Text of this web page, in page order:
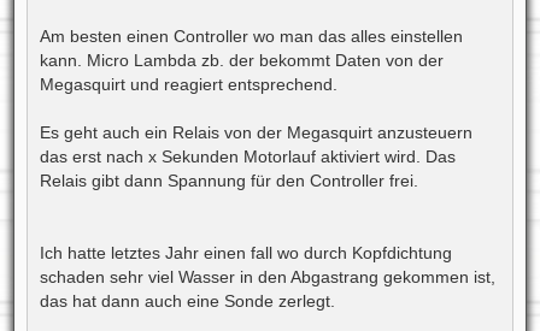
Am besten einen Controller wo man das alles einstellen
kann. Micro Lambda zb. der bekommt Daten von der
Megasquirt und reagiert entsprechend.
Es geht auch ein Relais von der Megasquirt anzusteuern
das erst nach x Sekunden Motorlauf aktiviert wird. Das
Relais gibt dann Spannung für den Controller frei.
Ich hatte letztes Jahr einen fall wo durch Kopfdichtung
schaden sehr viel Wasser in den Abgastrang gekommen ist,
das hat dann auch eine Sonde zerlegt.